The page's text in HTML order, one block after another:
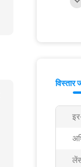
विस्तार